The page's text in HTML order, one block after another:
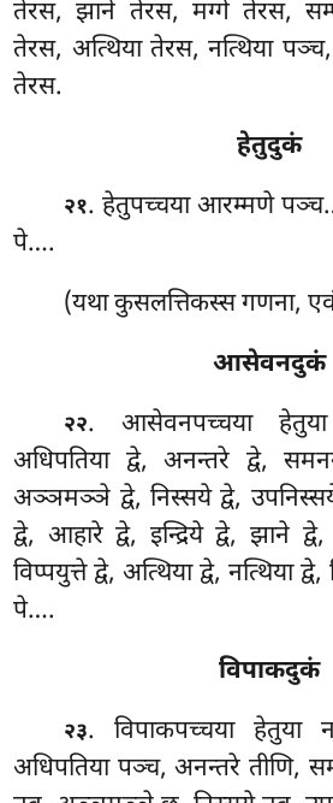
तेरस, झाने तेरस, मग्गे तेरस,
तेरस, अत्थिया तेरस, नत्थिया
तेरस.
हेतुदुकं
२१. हेतुपच्चया आरम्मणे
पे….
(यथा कुसलत्तिकस्स गणना,
आसेवनदुकं
२२. आसेवनपच्चया
अधिपतिया द्वे, अनन्तरे द्वे,
अञ्ञमञ्ञे द्वे, निस्सये द्वे,
द्वे, आहारे द्वे, इन्द्रिये द्वे, झाने
विप्पयुत्ते द्वे, अत्थिया द्वे, नत्थिया
पे….
विपाकदुकं
२३. विपाकपच्चया हेतुया
अधिपतिया पञ्च, अनन्तरे तीणि,